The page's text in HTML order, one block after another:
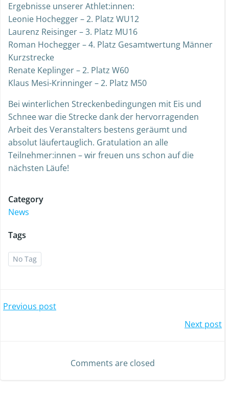
Ergebnisse unserer Athlet:innen:
Leonie Hochegger – 2. Platz WU12
Laurenz Reisinger – 3. Platz MU16
Roman Hochegger – 4. Platz Gesamtwertung Männer
Kurzstrecke
Renate Keplinger – 2. Platz W60
Klaus Mesi-Krinninger – 2. Platz M50
Bei winterlichen Streckenbedingungen mit Eis und
Schnee war die Strecke dank der hervorragenden
Arbeit des Veranstalters bestens geräumt und
absolut läufertauglich. Gratulation an alle
Teilnehmer:innen – wir freuen uns schon auf die
nächsten Läufe!
Category
News
Tags
No Tag
Post
Previous post
navigation
Next post
Comments are closed